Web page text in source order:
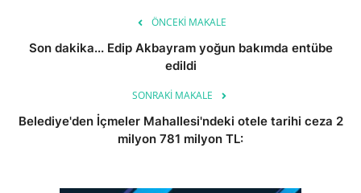
ÖNCEKI MAKALE
Son dakika... Edip Akbayram yoğun bakımda entübe
edildi
SONRAKI MAKALE
Belediye'den İçmeler Mahallesi'ndeki otele tarihi ceza 2
milyon 781 milyon TL: